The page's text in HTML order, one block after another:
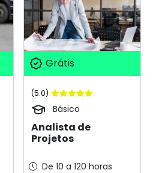
Grátis
(5.0)
Básico
Analista de
Projetos
De 10 a 120 horas